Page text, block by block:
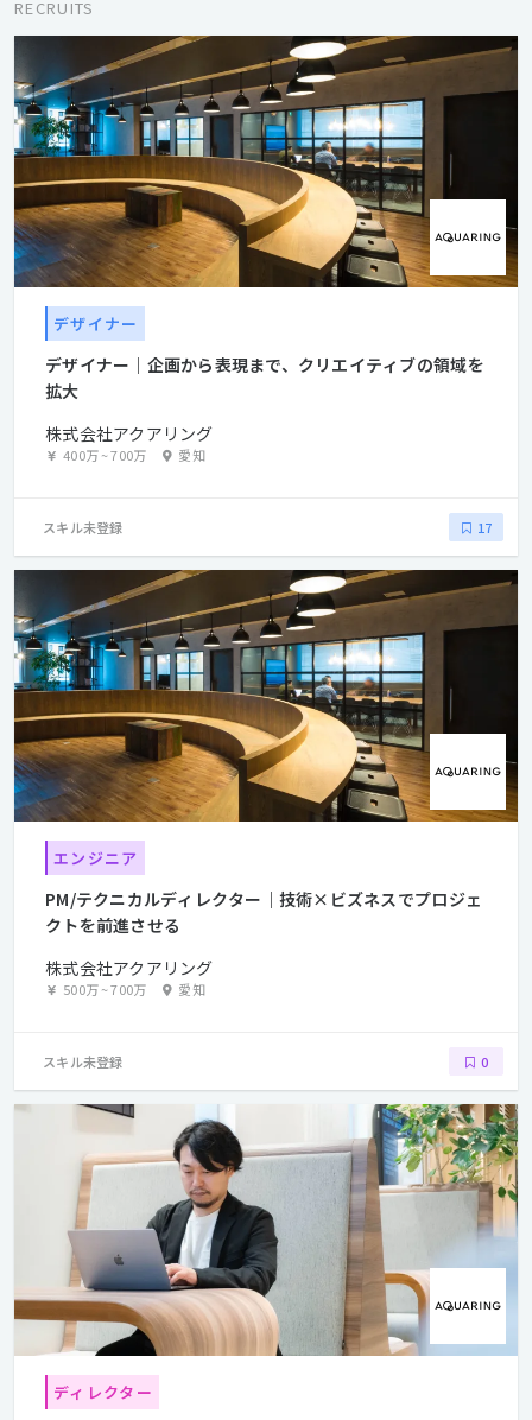
▼Value ◎自分自身の価値観「いいモノをつくる」 一人一人
が、プロとしてこだわる。 どんなことにも本質を探究しなが
ら、誇りを持って、自分の仕事をとことん磨く。 ◎自分と組織の
価値観「チームの力を信じる」 いっしょにやれば、できるかもし
れない。 仲間を信じて求めあい、助けあい、高めあいながら、 一
人ではできないことを、チームで実現する。 ◎自分と社会の価値
観「理想へ背伸びをする」 どんなことも、始まりは「やってみ
る」から。 理想の社会から、自分の必要なことを見つけだし、果
敢に挑み、積み重ね、到達する。
RECRUITS
デザイナー
デザイナー｜企画から表現まで、クリエイティブの領域を
拡大
株式会社アクアリング
400万~700万 愛知
スキル未登録 17
エンジニア
PM/テクニカルディレクター｜技術×ビズネスでプロジェ
クトを前進させる
株式会社アクアリング
500万~700万 愛知
スキル未登録 0
ディレクター